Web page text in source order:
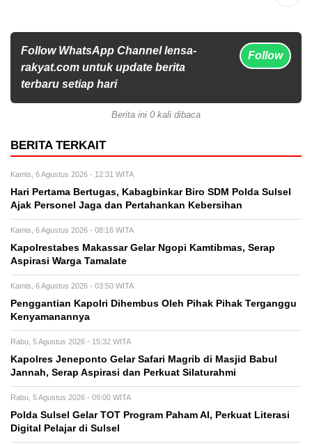
Follow WhatsApp Channel lensa-
rakyat.com untuk update berita
terbaru setiap hari
Follow
Berita ini 0 kali dibaca
BERITA TERKAIT
Kamis, 6 Agustus 2026 - 12:31 WITA
Hari Pertama Bertugas, Kabagbinkar Biro SDM Polda Sulsel
Ajak Personel Jaga dan Pertahankan Kebersihan
Kamis, 6 Agustus 2026 - 08:16 WITA
Kapolrestabes Makassar Gelar Ngopi Kamtibmas, Serap
Aspirasi Warga Tamalate
Kamis, 6 Agustus 2026 - 03:50 WITA
Penggantian Kapolri Dihembus Oleh Pihak Pihak Terganggu
Kenyamanannya
Rabu, 5 Agustus 2026 - 15:32 WITA
Kapolres Jeneponto Gelar Safari Magrib di Masjid Babul
Jannah, Serap Aspirasi dan Perkuat Silaturahmi
Rabu, 5 Agustus 2026 - 09:00 WITA
Polda Sulsel Gelar TOT Program Paham AI, Perkuat Literasi
Digital Pelajar di Sulsel